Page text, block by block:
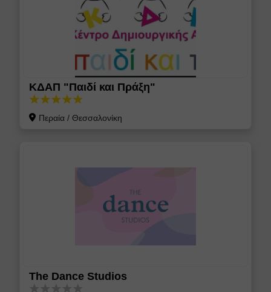
ΚΔΑΠ "Παιδί και Πράξη"
Περαία/ Θεσσαλονίκη
The Dance Studios